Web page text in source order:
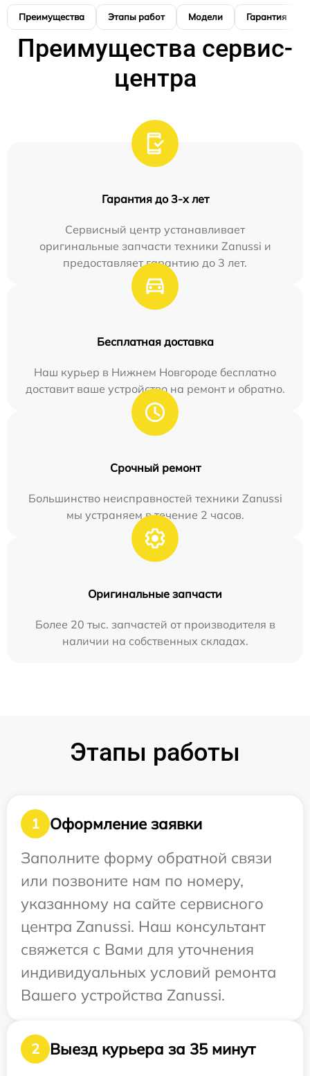
Преимущества Этапы работ Модели Гарантия
Преимущества сервис-
центра
Гарантия до 3-х лет
Сервисный центр устанавливает
оригинальные запчасти техники Zanussi и
предоставляет гарантию до 3 лет.
Бесплатная доставка
Наш курьер в Нижнем Новгороде бесплатно
доставит ваше устройство на ремонт и обратно.
Срочный ремонт
Большинство неисправностей техники Zanussi
мы устраняем в течение 2 часов.
Оригинальные запчасти
Более 20 тыс. запчастей от производителя в
наличии на собственных складах.
Этапы работы
1
Оформление заявки
Заполните форму обратной связи
или позвоните нам по номеру,
указанному на сайте сервисного
центра Zanussi. Наш консультант
свяжется с Вами для уточнения
индивидуальных условий ремонта
Вашего устройства Zanussi.
2
Выезд курьера за 35 минут